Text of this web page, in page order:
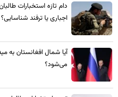
​دام تازه استخبارات
اجباری یا ترفند شناسایی؟
​آیا شمال افغانستان به
می‌شود؟